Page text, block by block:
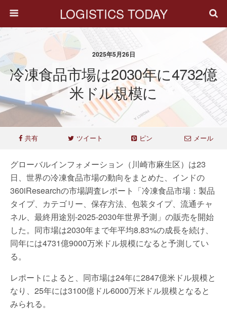
LOGISTICS TODAY
2025年5月26日
冷凍食品市場は2030年に4732億
米ドル規模に
共有 ツイート ピン メール
グローバルインフォメーション（川崎市麻生区）は23
日、世界の冷凍食品市場の動向をまとめた、インドの
360iResearchの市場調査レポート「冷凍食品市場：製品
タイプ、カテゴリー、保存方法、包装タイプ、流通チャ
ネル、最終用途別-2025-2030年世界予測」の販売を開始
した。同市場は2030年まで年平均8.83%の成長を続け、
同年には4731億9000万米ドル規模になると予測してい
る。
レポートによると、同市場は24年に2847億米ドル規模と
なり、25年には3100億ドル6000万米ドル規模となると
みられる。